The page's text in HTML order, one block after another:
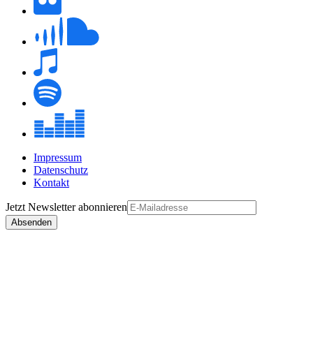
Impressum
Datenschutz
Kontakt
Jetzt Newsletterabonnieren
Absenden